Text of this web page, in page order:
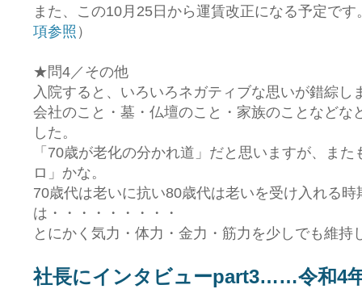
また、この10月25日から運賃改正になる予定で
項参照 ）
★問4／その他
入院すると、いろいろネガティブな思いが錯綜し
会社のこと・墓・仏壇のこと・家族のことなどな
した。
「70歳が老化の分かれ道」だと思いますが、ま
ロ」かな。
70歳代は老いに抗い80歳代は老いを受け入れる時
は・・・・・・・・・
とにかく気力・体力・金力・筋力を少しでも維持
社長にインタビューpart3……令和4